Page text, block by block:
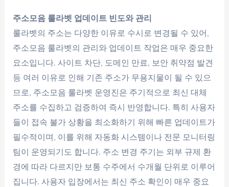
주소모음 룰라벳 업데이트 빈도와 관리
룰라벳의 주소는 다양한 이유로 수시로 변경될 수 있어,
주소모음 룰라벳의 관리와 업데이트 작업은 매우 중요한
요소입니다. 사이트 차단, 도메인 만료, 보안 취약점 발견
등 여러 이유로 인해 기존 주소가 무용지물이 될 수 있으
므로, 주소모음 룰라벳 운영진은 주기적으로 최신 대체
주소를 수집하고 검증하여 즉시 반영합니다. 특히 사용자
들이 접속 불가 상황을 최소화하기 위해 빠른 업데이트가
필수적이며, 이를 위해 자동화 시스템이나 전문 모니터링
팀이 운영되기도 합니다. 주소 변경 주기는 외부 규제 환
경에 따라 다르지만 보통 수주에서 수개월 단위로 이루어
집니다. 사용자 입장에서는 최신 주소 확인이 매우 중요